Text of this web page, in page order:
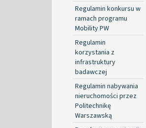
Regulamin konkursu w
ramach programu
Mobility PW
Regulamin
korzystania z
infrastruktury
badawczej
Regulamin nabywania
nieruchomości przez
Politechnikę
Warszawską